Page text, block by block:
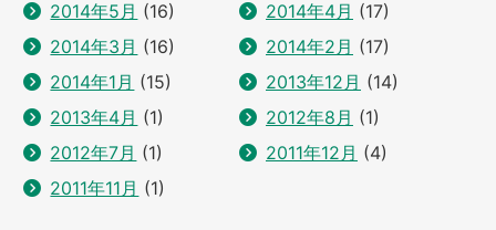
2014年5月 (16) 2014年4月 (17)
2014年3月 (16) 2014年2月 (17)
2014年1月 (15) 2013年12月 (14)
2013年4月 (1) 2012年8月 (1)
2012年7月 (1) 2011年12月 (4)
2011年11月 (1)